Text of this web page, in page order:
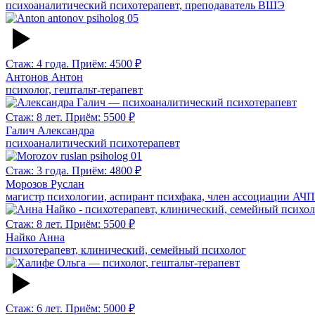
психоаналитический психотерапевт, преподаватель ВШЭ
Стаж: 4 года. Приём: 4500 ₽
Антонов Антон
психолог, гештальт-терапевт
Стаж: 8 лет. Приём: 5500 ₽
Галич Александра
психоаналитический психотерапевт
Стаж: 3 года. Приём: 4800 ₽
Морозов Руслан
магистр психологии, аспирант психфака, член ассоциации
Стаж: 8 лет. Приём: 5500 ₽
Найко Анна
психотерапевт, клинический, семейный психолог
Стаж: 6 лет. Приём: 5000 ₽